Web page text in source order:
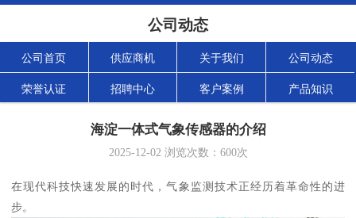
公司动态
公司首页 供应商机 关于我们 公司动态
荣誉认证 招聘中心 客户案例 产品知识
海淀一体式气象传感器的介绍
2025-12-02浏览次数： 600次
在现代科技快速发展的时代，气象监测技术正经历着革命性的进
步。